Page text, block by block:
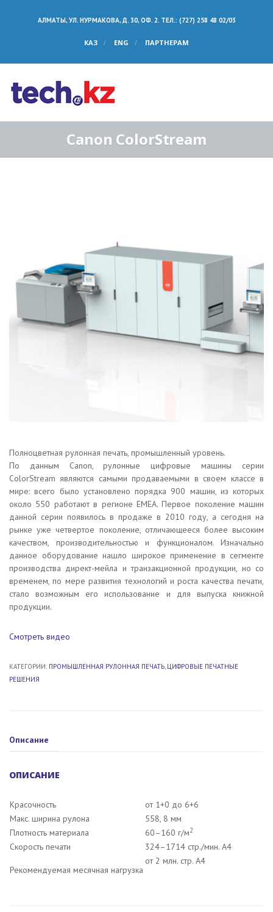
АЛМАТЫ, УЛ. НУРМАКОВА, Д. 30, ОФ. 2. ТЕЛ.: (727) 258 48 02/03
КАЗ ENG ПАРТНЕРАМ
Canon ColorStream
Полноцветная рулонная печать, промышленный уровень.
По данным Canon, рулонные цифровые машины серии
ColorStream являются самыми продаваемыми в своем классе в
мире: всего было установлено порядка 900 машин, из которых
около 550 работают в регионе EMEA. Первое поколение машин
данной серии появилось в продаже в 2010 году, а сегодня на
рынке уже четвертое поколение, отличающееся более высоким
качеством, производительностью и функционалом. Изначально
данное оборудование нашло широкое применение в сегменте
производства директ-мейла и транзакционной продукции, но со
временем, по мере развития технологий и роста качества печати,
стало возможным его использование и для выпуска книжной
продукции.
Смотреть видео
КАТЕГОРИИ: ПРОМЫШЛЕННАЯ РУЛОННАЯ ПЕЧАТЬ, ЦИФРОВЫЕ ПЕЧАТНЫЕ
РЕШЕНИЯ
Описание
ОПИСАНИЕ
Красочность
от 1+0 до 6+6
Макс. ширина рулона
558, 8 мм
Плотность материала
60–160 г/м2
Скорость печати 324–1714 стр./мин. A4
Рекомендуемая месячная нагрузка
от 2 млн. стр. А4